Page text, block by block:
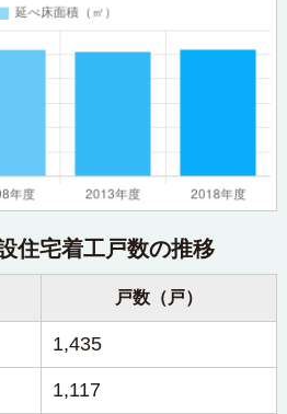
住宅着工戸数の推移
戸数（戸）
1,435
1,117